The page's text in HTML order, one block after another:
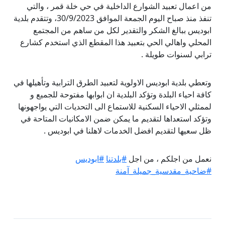
من اعمال تعبيد الشوارع الداخلية في حي خلة قمر ، والتي
تنفذ منذ صباح اليوم الجمعة الموافق 30/9/2023، وتتقدم بلدية
ابوديس ببالغ الشكر والتقدير لكل من ساهم من المجتمع
المحلي واهالي الحي بتعبيد هذا المقطع الذي استخدم كشارع
ترابي لسنوات طويلة .
وتعطي بلدية ابوديس الاولوية لتعبيد الطرق الترابية وتأهيلها في
كافة احياء البلدة وتؤكد البلدية ان ابوابها مفتوحة للجميع و
لممثلي الاحياء السكنية للاستماع الى التحديات التي يواجهونها
وتؤكد استعداها لتقديم ما يمكن ضمن الامكانيات المتاحة في
ظل سعيها لتقديم افضل الخدمات لاهلنا في ابوديس .
نعمل من اجلكم ، من اجل #بلدتنا #ابوديس
#ضاحية_مقدسية_جميلة_آمنة